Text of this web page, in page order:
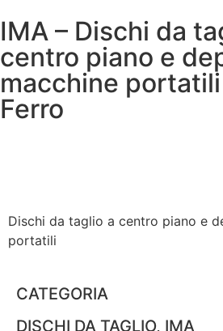
IMA – Dischi da
centro piano e
macchine portatili
Ferro
Dischi da taglio a centro piano e
portatili
CATEGORIA
DISCHI DA TAGLIO, IMA